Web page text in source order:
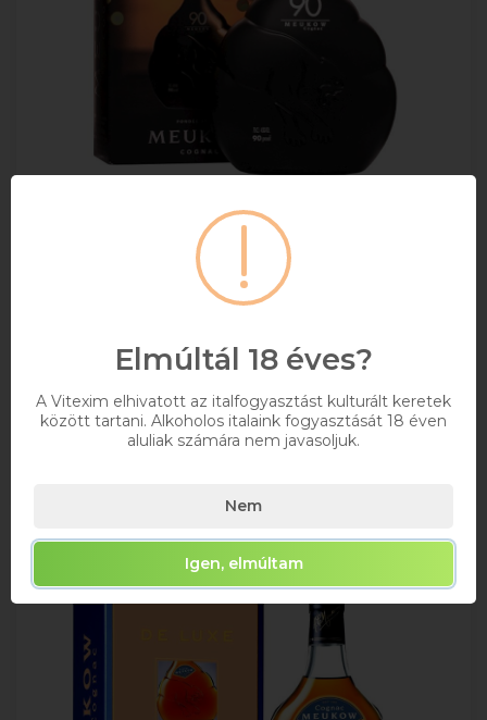
Meukow 90 Cognac Pdd. 0.7l
16 031 Ft
Bruttó ár
Elérhetőségekről érdeklődjön
Elmúltál 18 éves?
A Vitexim elhivatott az italfogyasztást kulturált keretek
között tartani. Alkoholos italaink fogyasztását 18 éven
aluliak számára nem javasoljuk.
Nem
Igen, elmúltam